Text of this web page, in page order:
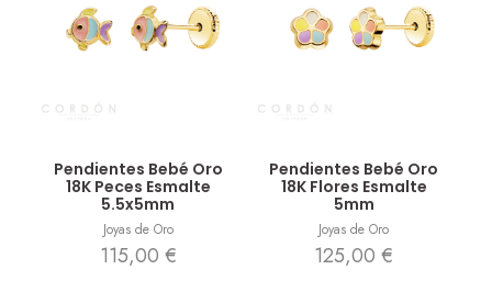
Pendientes Bebé Oro
18K Peces Esmalte
5.5x5mm
Joyas de Oro
115,00 €
Pendientes Bebé Oro
18K Flores Esmalte
5mm
Joyas de Oro
125,00€